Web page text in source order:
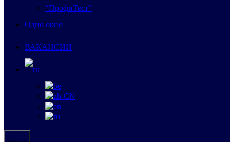
“ПрофиТест”
Одно окно
ВАКАНСИИ